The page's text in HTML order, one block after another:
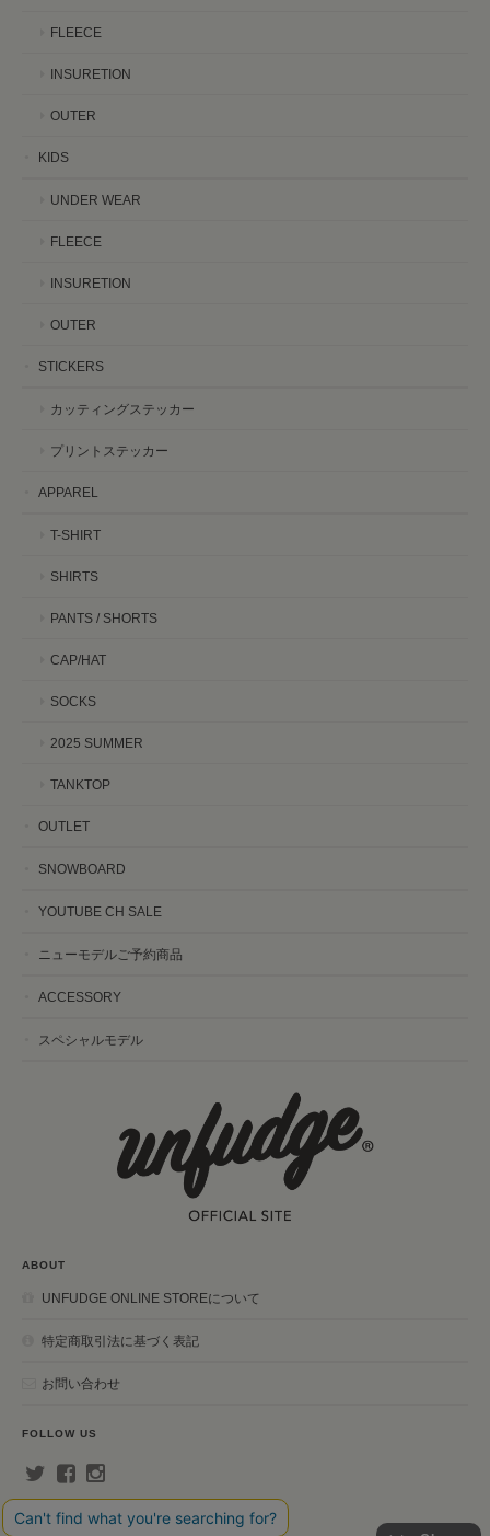
FLEECE
INSURETION
OUTER
KIDS
UNDER WEAR
FLEECE
INSURETION
OUTER
STICKERS
カッティングステッカー
プリントステッカー
APPAREL
T-SHIRT
SHIRTS
PANTS / SHORTS
CAP/HAT
SOCKS
2025 SUMMER
TANKTOP
OUTLET
SNOWBOARD
YOUTUBE CH SALE
ニューモデルご予約商品
ACCESSORY
スペシャルモデル
ABOUT
UNFUDGE ONLINE STOREについて
特定商取引法に基づく表記
お問い合わせ
FOLLOW US